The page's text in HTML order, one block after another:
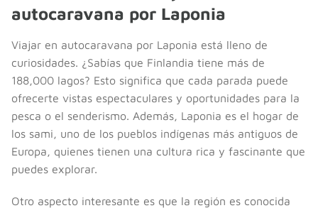
autocaravana por Laponia
Viajar en autocaravana por Laponia está lleno de
curiosidades. ¿Sabías que Finlandia tiene más de
188,000 lagos? Esto significa que cada parada puede
ofrecerte vistas espectaculares y oportunidades para la
pesca o el senderismo. Además, Laponia es el hogar de
los sami, uno de los pueblos indígenas más antiguos de
Europa, quienes tienen una cultura rica y fascinante que
puedes explorar.
Otro aspecto interesante es que la región es conocida